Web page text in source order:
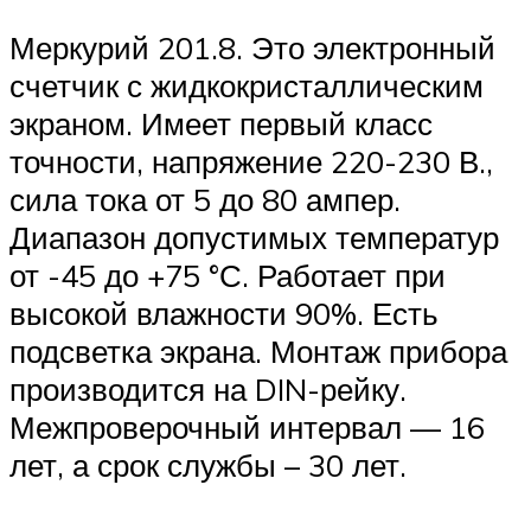
Меркурий 201.8. Это электронный
счетчик с жидкокристаллическим
экраном. Имеет первый класс
точности, напряжение 220-230 В.,
сила тока от 5 до 80 ампер.
Диапазон допустимых температур
от -45 до +75 °С. Работает при
высокой влажности 90%. Есть
подсветка экрана. Монтаж прибора
производится на DIN-рейку.
Межпроверочный интервал — 16
лет, а срок службы – 30 лет.